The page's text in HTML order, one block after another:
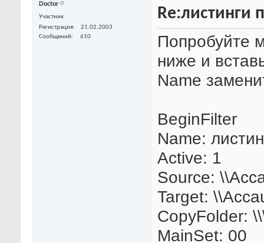
Doctor
Участник
Регистрация
21.02.2003
Сообщений
610
Re:листинги
Попробуйте
ниже и
Name
BeginFilter
Name:
Active: 1
Source:
Target:
CopyFolder:
MainSet: 00